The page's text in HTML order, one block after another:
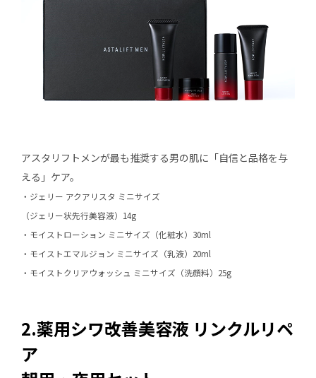
アスタリフトメンが最も推奨する男の肌に「自信と品格を与
える」ケア。
・ジェリー アクアリスタ ミニサイズ
（ジェリー状先行美容液）14g
・モイストローション ミニサイズ（化粧水）30ml
・モイストエマルジョン ミニサイズ（乳液）20ml
・モイストクリアウォッシュ ミニサイズ（洗顔料）25g
2.薬用シワ改善美容液 リンクルリペ
ア